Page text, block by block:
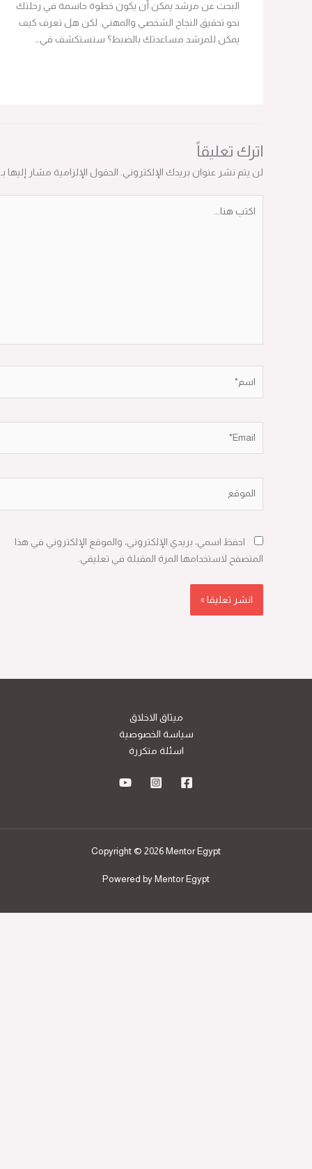
البحث عن مرشد يمكن أن يكون خطوة حاسمة في رحلتك
نحو تحقيق النجاح الشخصي والمهني. لكن هل تعرف كيف
يمكن للمرشد مساعدتك بالضبط؟ سنستكشف في…
اترك تعليقاً
لن يتم نشر عنوان بريدك الإلكتروني. الحقول الإلزامية مشار إليها بـ *
احفظ اسمي، بريدي الإلكتروني، والموقع الإلكتروني في هذا
المتصفح لاستخدامها المرة المقبلة في تعليقي.
ميثاق الاخلاق
سياسة الخصوصية
اسئلة متكررة
Copyright © 2026 Mentor Egypt
Powered by Mentor Egypt